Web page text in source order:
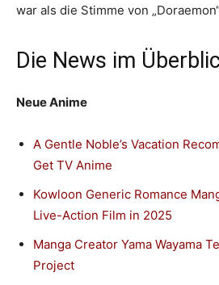
war als die Stimme von
Die News im
Neue Anime
A Gentle Noble’s Vacation
Get TV Anime
Kowloon Generic Romance
Live-Action Film in 2025
Manga Creator Yama Wayama
Project